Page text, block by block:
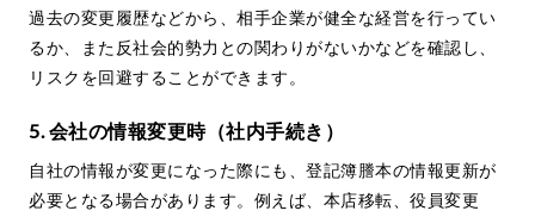
過去の変更履歴などから、相手企業が健全な経営を行ってい
るか、また反社会的勢力との関わりがないかなどを確認し、
リスクを回避することができます。
5. 会社の情報変更時（社内手続き）
自社の情報が変更になった際にも、登記簿謄本の情報更新が
必要となる場合があります。例えば、本店移転、役員変更